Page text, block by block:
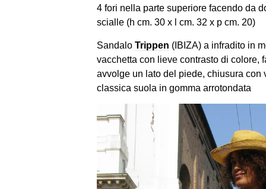
4 fori nella parte superiore facendo da
scialle (h cm. 30 x l cm. 32 x p cm. 20)
Sandalo Trippen (IBIZA) a infradito in
vacchetta con lieve contrasto di colore,
avvolge un lato del piede, chiusura con
classica suola in gomma arrotondata